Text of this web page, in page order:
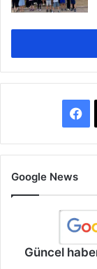
Google News
Güncel